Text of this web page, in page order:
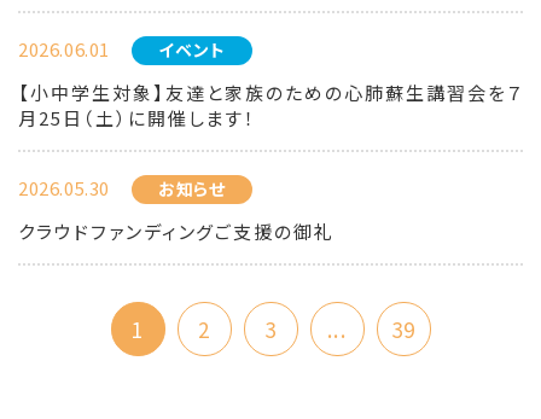
2026.06.01 イベント
【小中学生対象】友達と家族のための心肺蘇生講習会を７
月25日（土）に開催します！
2026.05.30 お知らせ
クラウドファンディングご支援の御礼
1 2 3 ... 39